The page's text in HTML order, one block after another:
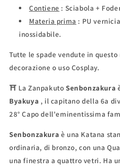
Contiene : Sciabola +
Materia prima : PU
inossidabile.
Tutte le spade vendute in
decorazione o uso Cosplay.
⛩ La Zanpakuto Senbonzakura
Byakuya , il capitano della 6a
28° Capo dell'eminentissima
Senbonzakura è una Katana
ordinaria, di bronzo, con una
una finestra a quattro vetri. Ha